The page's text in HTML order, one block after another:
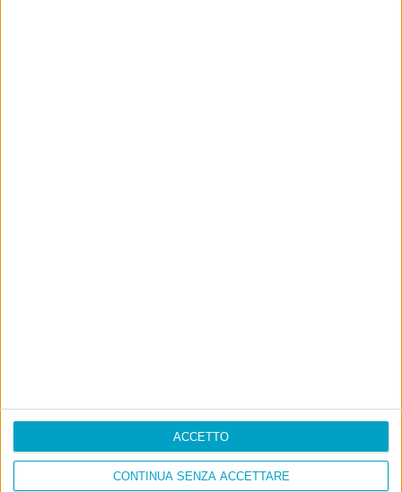
CONTINUA SENZA ACCETTARE
ACCETTO